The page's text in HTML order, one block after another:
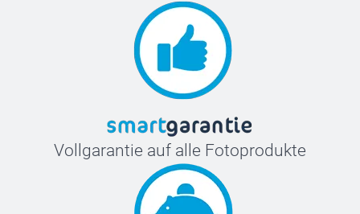
Vollgarantie auf alle Fotoprodukte